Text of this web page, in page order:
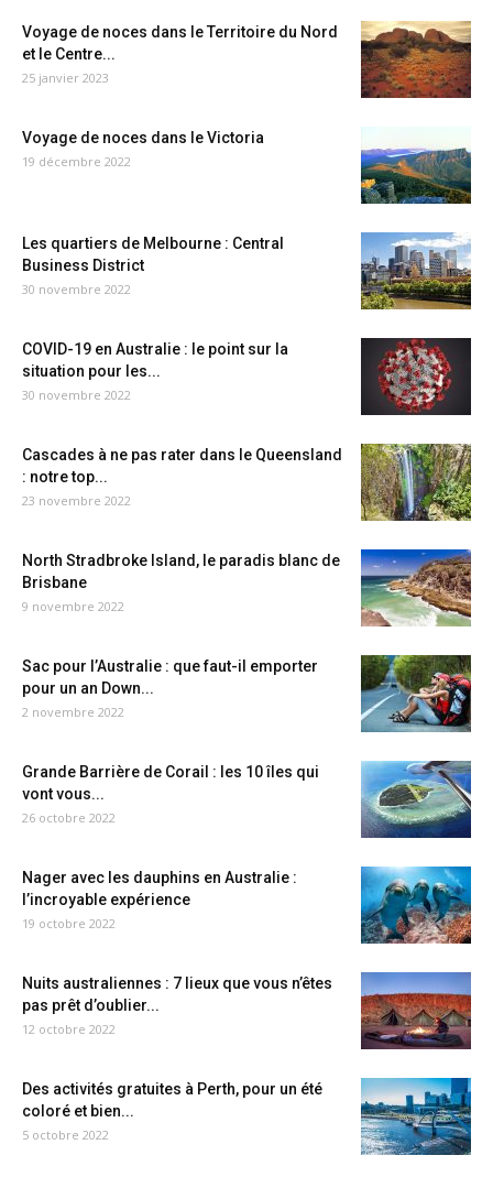
Voyage de noces dans le Territoire du Nord
et le Centre...
25 janvier 2023
Voyage de noces dans le Victoria
19 décembre 2022
Les quartiers de Melbourne : Central
Business District
30 novembre 2022
COVID-19 en Australie : le point sur la
situation pour les...
30 novembre 2022
Cascades à ne pas rater dans le Queensland
: notre top...
23 novembre 2022
North Stradbroke Island, le paradis blanc de
Brisbane
9 novembre 2022
Sac pour l’Australie : que faut-il emporter
pour un an Down...
2 novembre 2022
Grande Barrière de Corail : les 10 îles qui
vont vous...
26 octobre 2022
Nager avec les dauphins en Australie :
l’incroyable expérience
19 octobre 2022
Nuits australiennes : 7 lieux que vous n’êtes
pas prêt d’oublier...
12 octobre 2022
Des activités gratuites à Perth, pour un été
coloré et bien...
5 octobre 2022